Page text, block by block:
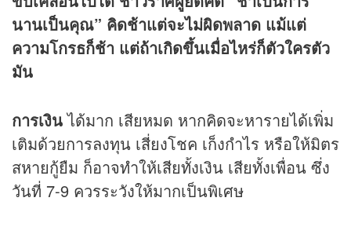
นานเป็นคุณ” คิดช้าแต่จะไม่ผิดพลาด แม้แต่
ความโกรธก็ช้า แต่ถ้าเกิดขึ้นเมื่อไหร่ก็ตัวใครตัว
มัน
การเงินได้มาก เสียหมด หากคิดจะหารายได้เพิ่ม
เติมด้วยการลงทุน เสี่ยงโชค เก็งกำไร หรือให้มิตร
สหายกู้ยืม ก็อาจทำให้เสียทั้งเงิน เสียทั้งเพื่อน ซึ่ง
วันที่ 7-9 ควรระวังให้มากเป็นพิเศษ